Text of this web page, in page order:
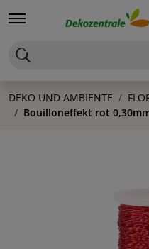
DEKO UND AMBIENTE
Bouilloneffekt rot